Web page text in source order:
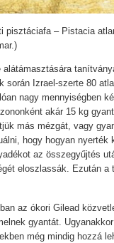
pisztáciafa – Pistacia
alátámasztására
során Izrael-szerte 80
nagy mennyiségben
akár 15 kg
más mézgát, vagy
hogy hogyan
az összegyűjtés
eloszlassák. Ezután
az ókori Gilead
gyantát.
még mindig hozzá